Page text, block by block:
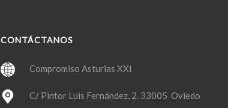
CONTÁCTANOS
Compromiso Asturias XXI
C/ Pintor Luis Fernández, 2. 33005 Oviedo